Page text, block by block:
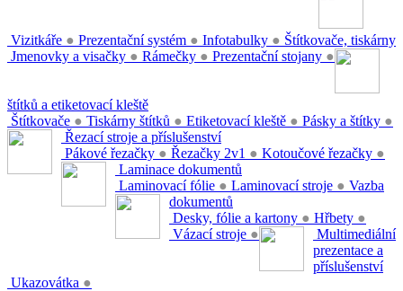
Vizitkáře ● Prezentační systém ● Infotabulky ●
Jmenovky a visačky ● Rámečky ● Prezentační stojany ●
Štítkovače, tiskárny
štítků a etiketovací kleště
Štítkovače ● Tiskárny štítků ● Etiketovací kleště ● Pásky a štítky ●
Řezací stroje a příslušenství
Pákové řezačky ● Řezačky 2v1 ● Kotoučové řezačky ●
Laminace dokumentů
Laminovací fólie ● Laminovací stroje ● Vazba
dokumentů
Desky, fólie a kartony ● Hřbety ●
Vázací stroje ●
Multimediální
prezentace a
příslušenství
Ukazovátka ●